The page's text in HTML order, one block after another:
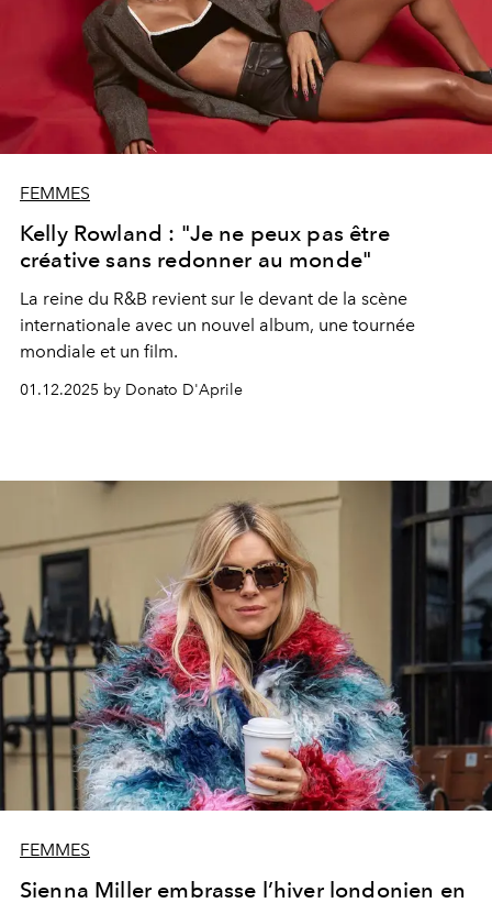
FEMMES
Kelly Rowland : "Je ne peux pas être
créative sans redonner au monde"
La reine du R&B revient sur le devant de la scène
internationale avec un nouvel album, une tournée
mondiale et un film.
01.12.2025 by Donato D'Aprile
FEMMES
Sienna Miller embrasse l’hiver londonien en